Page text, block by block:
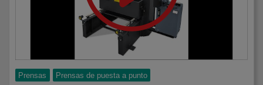
Prensas Prensas de puesta a punto